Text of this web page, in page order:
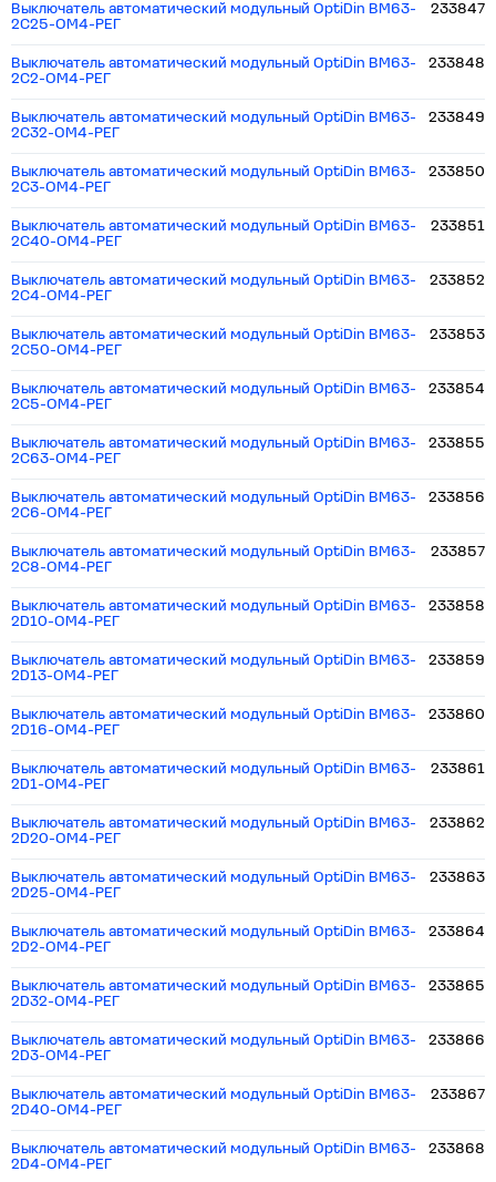
Выключатель автоматический модульный OptiDin BM63-
2C25-ОМ4-РЕГ
233847
Выключатель автоматический модульный OptiDin BM63-
2C2-ОМ4-РЕГ
233848
Выключатель автоматический модульный OptiDin BM63-
2C32-ОМ4-РЕГ
233849
Выключатель автоматический модульный OptiDin BM63-
2C3-ОМ4-РЕГ
233850
Выключатель автоматический модульный OptiDin BM63-
2C40-ОМ4-РЕГ
233851
Выключатель автоматический модульный OptiDin BM63-
2C4-ОМ4-РЕГ
233852
Выключатель автоматический модульный OptiDin BM63-
2C50-ОМ4-РЕГ
233853
Выключатель автоматический модульный OptiDin BM63-
2C5-ОМ4-РЕГ
233854
Выключатель автоматический модульный OptiDin BM63-
2C63-ОМ4-РЕГ
233855
Выключатель автоматический модульный OptiDin BM63-
2C6-ОМ4-РЕГ
233856
Выключатель автоматический модульный OptiDin BM63-
2C8-ОМ4-РЕГ
233857
Выключатель автоматический модульный OptiDin BM63-
2D10-ОМ4-РЕГ
233858
Выключатель автоматический модульный OptiDin BM63-
2D13-ОМ4-РЕГ
233859
Выключатель автоматический модульный OptiDin BM63-
2D16-ОМ4-РЕГ
233860
Выключатель автоматический модульный OptiDin BM63-
2D1-ОМ4-РЕГ
233861
Выключатель автоматический модульный OptiDin BM63-
2D20-ОМ4-РЕГ
233862
Выключатель автоматический модульный OptiDin BM63-
2D25-ОМ4-РЕГ
233863
Выключатель автоматический модульный OptiDin BM63-
2D2-ОМ4-РЕГ
233864
Выключатель автоматический модульный OptiDin BM63-
2D32-ОМ4-РЕГ
233865
Выключатель автоматический модульный OptiDin BM63-
2D3-ОМ4-РЕГ
233866
Выключатель автоматический модульный OptiDin BM63-
2D40-ОМ4-РЕГ
233867
Выключатель автоматический модульный OptiDin BM63-
2D4-ОМ4-РЕГ
233868